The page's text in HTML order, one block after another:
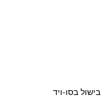
בסו-ויד